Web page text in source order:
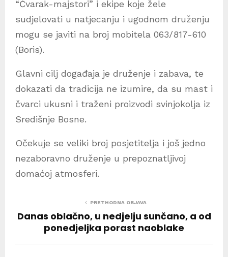
“Čvarak-majstori” i ekipe koje žele
sudjelovati u natjecanju i ugodnom druženju
mogu se javiti na broj mobitela 063/817-610
(Boris).
Glavni cilj događaja je druženje i zabava, te
dokazati da tradicija ne izumire, da su mast i
čvarci ukusni i traženi proizvodi svinjokolja iz
Središnje Bosne.
Očekuje se veliki broj posjetitelja i još jedno
nezaboravno druženje u prepoznatljivoj
domaćoj atmosferi.
PRETHODNA OBJAVA
Danas oblačno, u nedjelju sunčano, a od
ponedjeljka porast naoblake